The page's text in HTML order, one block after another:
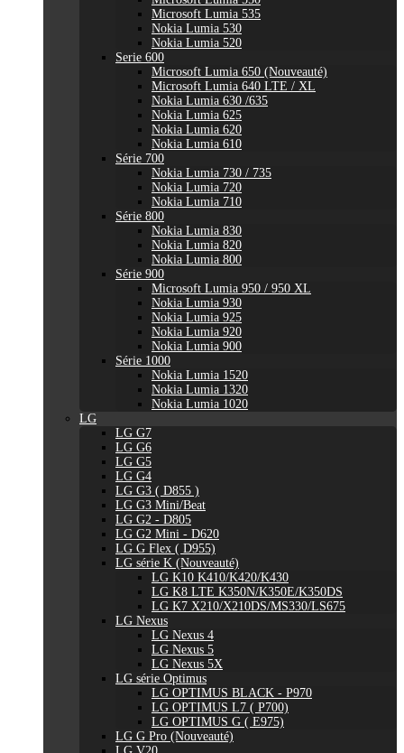
Microsoft Lumia 535
Nokia Lumia 530
Nokia Lumia 520
Serie 600
Microsoft Lumia 650 (Nouveauté)
Microsoft Lumia 640 LTE / XL
Nokia Lumia 630 /635
Nokia Lumia 625
Nokia Lumia 620
Nokia Lumia 610
Série 700
Nokia Lumia 730 / 735
Nokia Lumia 720
Nokia Lumia 710
Série 800
Nokia Lumia 830
Nokia Lumia 820
Nokia Lumia 800
Série 900
Microsoft Lumia 950 / 950 XL
Nokia Lumia 930
Nokia Lumia 925
Nokia Lumia 920
Nokia Lumia 900
Série 1000
Nokia Lumia 1520
Nokia Lumia 1320
Nokia Lumia 1020
LG
LG G7
LG G6
LG G5
LG G4
LG G3 ( D855 )
LG G3 Mini/Beat
LG G2 - D805
LG G2 Mini - D620
LG G Flex ( D955)
LG série K (Nouveauté)
LG K10 K410/K420/K430
LG K8 LTE K350N/K350E/K350DS
LG K7 X210/X210DS/MS330/LS675
LG Nexus
LG Nexus 4
LG Nexus 5
LG Nexus 5X
LG série Optimus
LG OPTIMUS BLACK - P970
LG OPTIMUS L7 ( P700)
LG OPTIMUS G ( E975)
LG G Pro (Nouveauté)